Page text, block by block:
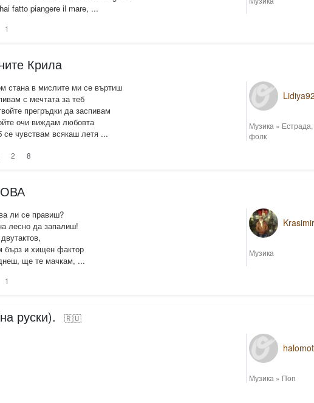
fatto piangere il mare, ...
1
Крила
стана в мислите ми се въртиш
с мечтата за теб
прегръдки да заспивам
очи виждам любовта
се чувствам всякаш летя ...
Lidiya92
Музика » Естрада,
фолк
2 8
ли се правиш?
лесно да запалиш!
бърз и хищен фактор
ще те мачкам, ...
Музика
1
руски). 🇷🇺
Музика » Поп